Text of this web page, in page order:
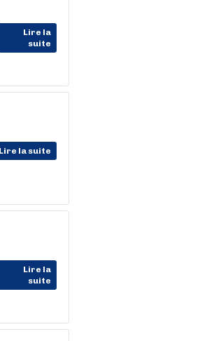
Lire la
suite
Lire la suite
Lire la
suite